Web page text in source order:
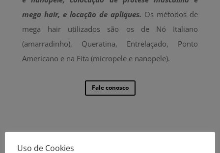
mega hair, e locação de apliques. Os métodos de
mega hair utilizados são os de Nó Italiano
(amarradinho), Queratina, Entrelaçado, Ponto
Americano e na Fita (micropele e nanopele).
Fale conosco
Uso de Cookies